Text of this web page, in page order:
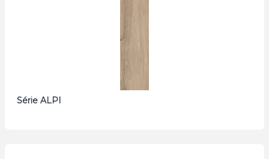
Série ALPI